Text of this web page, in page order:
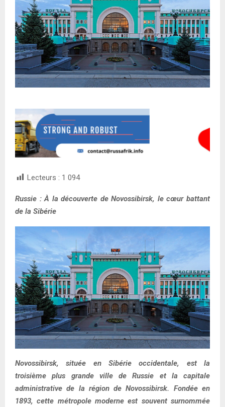
Lecteurs : 1 094
Russie : À la découverte de Novossibirsk, le cœur battant
de la Sibérie
Novossibirsk, située en Sibérie occidentale, est la
troisième plus grande ville de Russie et la capitale
administrative de la région de Novossibirsk. Fondée en
1893, cette métropole moderne est souvent surnommée